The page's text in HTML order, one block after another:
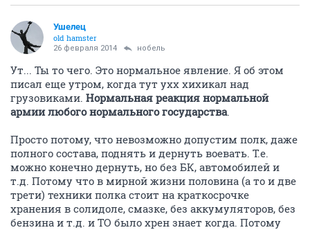
Ушелец
old hamster
26 февраля 2014 нобель
Ут... Ты то чего. Это нормальное явление. Я об этом
писал еще утром, когда тут ухх хихикал над
грузовиками. Нормальная реакция нормальной
армии любого нормального государства.
Просто потому, что невозможно допустим полк, даже
полного состава, поднять и дернуть воевать. Т.е.
можно конечно дернуть, но без БК, автомобилей и
т.д. Потому что в мирной жизни половина (а то и две
трети) техники полка стоит на краткосрочке
хранения в солидоле, смазке, без аккумуляторов, без
бензина и т.д. и ТО было хрен знает когда. Потому